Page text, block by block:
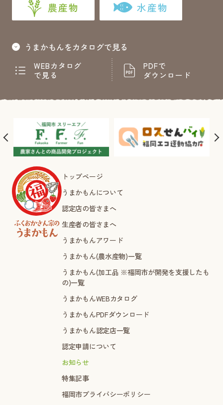
農産物 水産物
うまかもんをカタログで見る
WEBカタログ
で見る
PDFで
ダウンロード
トップページ
うまかもんについて
認定店の皆さまへ
生産者の皆さまへ
うまかもんアワード
うまかもん(農水産物)一覧
うまかもん(加工品 ※福岡市が開発を支援したも
の)一覧
うまかもんWEBカタログ
うまかもんPDFダウンロード
うまかもん認定店一覧
認定申請について
お知らせ
特集記事
福岡市プライバシーポリシー